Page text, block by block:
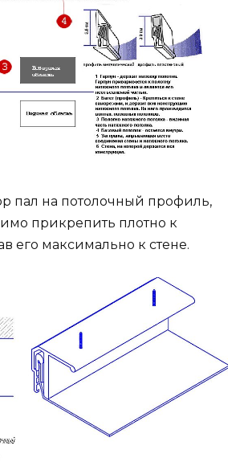
пал на потолочный профиль,
прикрепить плотно к
его максимально к стене.